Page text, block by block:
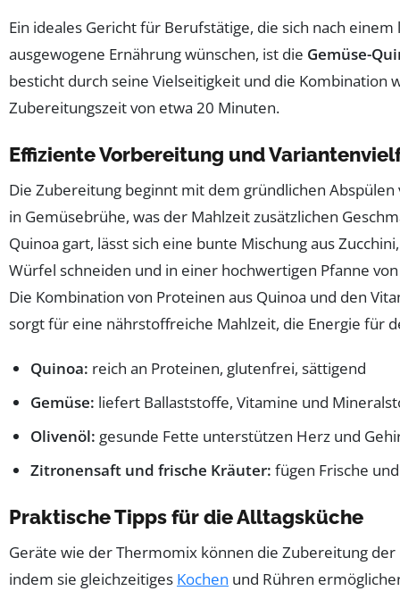
Ein ideales Gericht für Berufstätige, die sich nach
ausgewogene Ernährung wünschen, ist die Gemüse-
besticht durch seine Vielseitigkeit und die Kombination
Zubereitungszeit von etwa 20 Minuten.
Effiziente Vorbereitung und
Die Zubereitung beginnt mit dem gründlichen Abspülen
in Gemüsebrühe, was der Mahlzeit zusätzlichen
Quinoa gart, lässt sich eine bunte Mischung aus
Würfel schneiden und in einer hochwertigen Pfanne
Die Kombination von Proteinen aus Quinoa und den
sorgt für eine nährstoffreiche Mahlzeit, die Energie für
Quinoa: reich an Proteinen, glutenfrei, sättigend
Gemüse: liefert Ballaststoffe, Vitamine und
Olivenöl: gesunde Fette unterstützen Herz und
Zitronensaft und frische Kräuter: fügen Frische
Praktische Tipps für die Alltagsküche
Geräte wie der Thermomix können die Zubereitung der
indem sie gleichzeitiges Kochen und Rühren